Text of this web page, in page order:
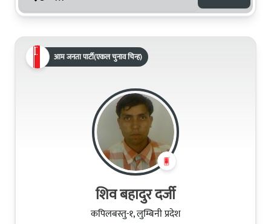
आम जनता पार्टी(एकल चुनाव चिन्ह)
शिव बहादुर दर्जी
कपिलबस्तु-१, लुम्बिनी प्रदेश